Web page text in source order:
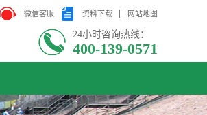
微信客服 资料下载 网站地图
24小时咨询热线：
400-139-0571